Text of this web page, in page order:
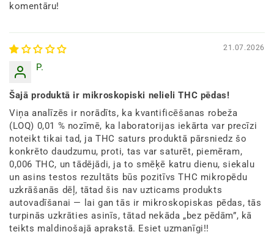
komentāru!
21.07.2026
P.
Šajā produktā ir mikroskopiski nelieli THC pēdas!
Viņa analīzēs ir norādīts, ka kvantificēšanas robeža
(LOQ) 0,01 % nozīmē, ka laboratorijas iekārta var precīzi
noteikt tikai tad, ja THC saturs produktā pārsniedz šo
konkrēto daudzumu, proti, tas var saturēt, piemēram,
0,006 THC, un tādējādi, ja to smēķē katru dienu, siekalu
un asins testos rezultāts būs pozitīvs THC mikropēdu
uzkrāšanās dēļ, tātad šis nav uzticams produkts
autovadīšanai — lai gan tās ir mikroskopiskas pēdas, tās
turpinās uzkrāties asinīs, tātad nekāda „bez pēdām”, kā
teikts maldinošajā aprakstā. Esiet uzmanīgi!!